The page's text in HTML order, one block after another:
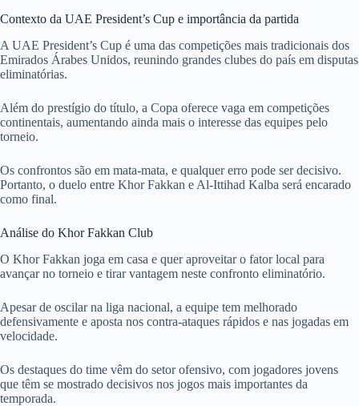
Contexto da UAE President’s Cup e importância da partida
A UAE President’s Cup é uma das competições mais tradicionais dos
Emirados Árabes Unidos, reunindo grandes clubes do país em disputas
eliminatórias.
Além do prestígio do título, a Copa oferece vaga em competições
continentais, aumentando ainda mais o interesse das equipes pelo
torneio.
Os confrontos são em mata-mata, e qualquer erro pode ser decisivo.
Portanto, o duelo entre Khor Fakkan e Al-Ittihad Kalba será encarado
como final.
Análise do Khor Fakkan Club
O Khor Fakkan joga em casa e quer aproveitar o fator local para
avançar no torneio e tirar vantagem neste confronto eliminatório.
Apesar de oscilar na liga nacional, a equipe tem melhorado
defensivamente e aposta nos contra-ataques rápidos e nas jogadas em
velocidade.
Os destaques do time vêm do setor ofensivo, com jogadores jovens
que têm se mostrado decisivos nos jogos mais importantes da
temporada.